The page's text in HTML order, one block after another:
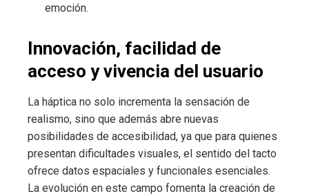
emoción.
Innovación, facilidad de
acceso y vivencia del usuario
La háptica no solo incrementa la sensación de
realismo, sino que además abre nuevas
posibilidades de accesibilidad, ya que para quienes
presentan dificultades visuales, el sentido del tacto
ofrece datos espaciales y funcionales esenciales.
La evolución en este campo fomenta la creación de